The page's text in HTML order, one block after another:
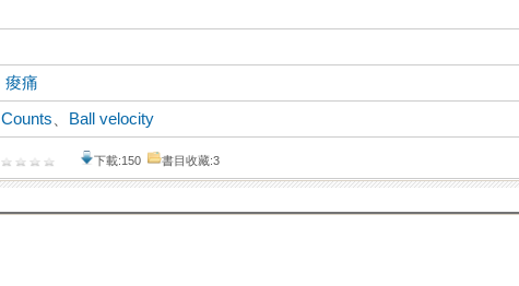
痠痛
Ball velocity
下載:150 書目收藏:3